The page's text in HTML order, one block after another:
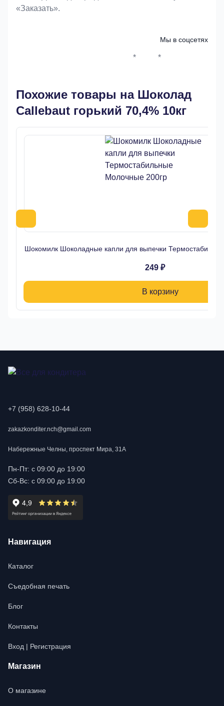
«Заказать».
Мы в соцсетях
* *
Похожие товары на Шоколад
Callebaut горький 70,4% 10кг
Шокомилк Шоколадные капли для выпечки
249 ₽
В корзину
+7 (958) 628-10-44
zakazkonditer.nch@gmail.com
Набережные Челны, проспект Мира, 31А
Пн-Пт: с 09:00 до 19:00
Сб-Вс: с 09:00 до 19:00
Навигация
Каталог
Съедобная печать
Блог
Контакты
Вход | Регистрация
Магазин
О магазине